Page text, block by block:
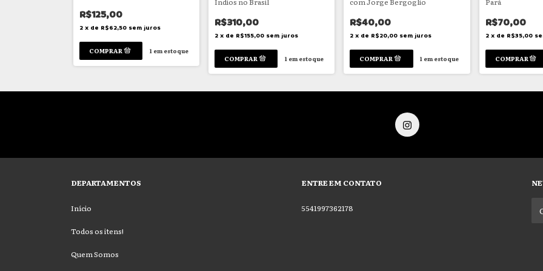
R$125,00
2 x de R$62,50 sem juros
1em estoque
R$310,00
2 x de R$155,00 sem juros
1em estoque
R$40,00
2 x de R$20,00 sem juros
1 em estoque
R$70,00
2 x de R$35,00
DEPARTAMENTOS
Início
Todos os itens!
Quem Somos
ENTRE EM CONTATO
5541997362178